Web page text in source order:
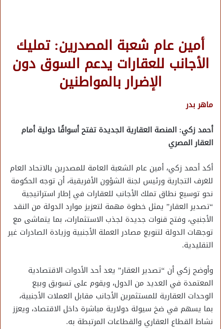
أمين عام شعبة المصدرين: تمليك
الأجانب للعقارات يدعم السوق دون
الإضرار بالمواطنين
ماهر بدر
أحمد زكي: المنصة العقارية الجديدة تفتح أسواقًا دولية أمام
العقار المصري
أكد أحمد زكي، أمين عام الشعبة العامة للمصدرين بالاتحاد العام
للغرف التجارية ورئيس لجنة الشؤون الأفريقية، أن توجه الحكومة
نحو توسيع نطاق تملك الأجانب للعقارات في إطار استراتيجية
“تصدير العقار” يمثل خطوة مهمة لتعزيز موارد الدولة من النقد
الأجنبي، وفتح قنوات جديدة لجذب الاستثمارات، بما يتماشى مع
توجهات الدولة لتنويع مصادر العملة الأجنبية وزيادة الصادرات غير
التقليدية.
وأوضح زكي أن “تصدير العقار” يعد أحد الأدوات الاقتصادية
المعتمدة في العديد من الدول، ويقوم على تسويق وبيع
الوحدات العقارية للمستثمرين الأجانب مقابل العملات الأجنبية،
بما يسهم في ضخ سيولة دولارية مباشرة داخل الاقتصاد، ويعزز
نشاط القطاع العقاري والقطاعات المرتبطة به.